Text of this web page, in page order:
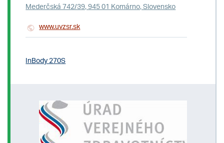
Mederčská 742/39, 945 01 Komárno, Slovensko
www.uvzsr.sk
InBody 270S